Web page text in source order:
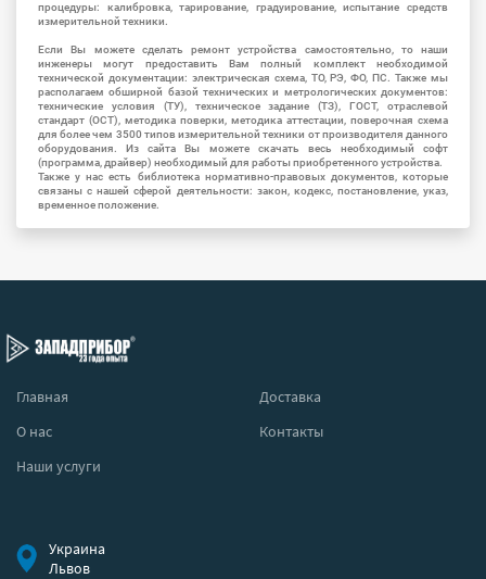
процедуры: калибровка, тарирование, градуирование, испытание средств
измерительной техники.
Если Вы можете сделать ремонт устройства самостоятельно, то наши
инженеры могут предоставить Вам полный комплект необходимой
технической документации: электрическая схема, ТО, РЭ, ФО, ПС. Также мы
располагаем обширной базой технических и метрологических документов:
технические условия (ТУ), техническое задание (ТЗ), ГОСТ, отраслевой
стандарт (ОСТ), методика поверки, методика аттестации, поверочная схема
для более чем 3500 типов измерительной техники от производителя данного
оборудования. Из сайта Вы можете скачать весь необходимый софт
(программа, драйвер) необходимый для работы приобретенного устройства.
Также у нас есть библиотека нормативно-правовых документов, которые
связаны с нашей сферой деятельности: закон, кодекс, постановление, указ,
временное положение.
Главная
Доставка
О нас
Контакты
Наши услуги
Украина
Львов